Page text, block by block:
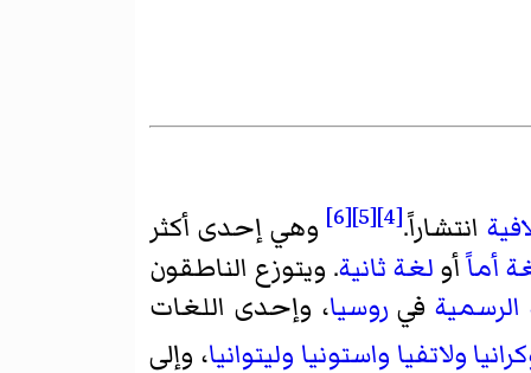
انتشاراً.[4]
[5]
[6]
وهي إحدى أكثر
أماً أو لغة ثانية. ويتوزع الناطقون
الرسميةفي روسيا، وإحدى اللغات
ولاتفيا واستونيا وليتوانيا، وإلى